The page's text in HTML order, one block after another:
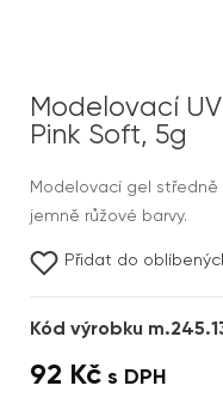
Modelovací
Pink Soft, 5g
Modelovací gel
jemně růžové barvy.
Přidat do
Kód výrobku
92 Kč s DPH